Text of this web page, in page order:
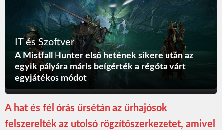
IT és Szoftver
A Mistfall Hunter első hetének sikere után az
egyik pályára máris beígérték a régóta várt
egyjátékos módot
A hat és fél órás űrsétán az űrhajósok
felszerelték az utolsó rögzítőszerkezetet, amivel